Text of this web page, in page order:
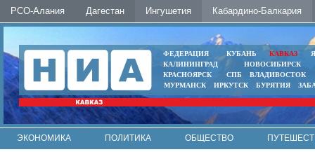
РСО-Алания Дагестан Ингушетия Кабардино-Балкария
ФЕДЕРАЦИЯ КУБАНЬ КАВКАЗ
КАЛИНИНГРАД
НОВОСИБИРСК
КРАСНОЯРСК
СПБ
ВЛАДИВОСТОК
МУРМАНСК
ИРКУТСК БУРЯТИЯ
ЭКОНОМИКА ПОЛИТИКА ОБЩЕСТВО